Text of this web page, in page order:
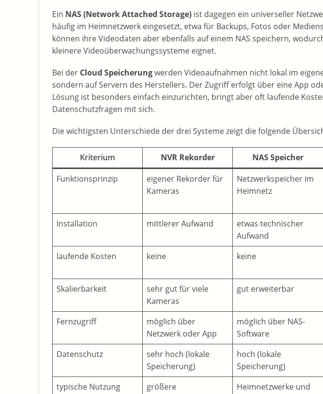
Ein NAS (Network Attached Storage) ist dagegen ein universeller
häufig im Heimnetzwerk eingesetzt, etwa für Backups, Fotos oder
können ihre Videodaten aber ebenfalls auf einem NAS speichern,
kleinere Videoüberwachungssysteme eignet.
Bei der Cloud Speicherungwerden Videoaufnahmen nicht lokal im
sondern auf Servern des Herstellers. Der Zugriff erfolgt über eine App
Lösung ist besonders einfach einzurichten, bringt aber oft laufende
Datenschutzfragen mit sich.
Die wichtigsten Unterschiede der drei Systeme zeigt die folgende
Kriterium NVR Rekorder NAS Speicher
Funktionsprinzip
eigener Rekorder für
Kameras
Netzwerkspeicher im
Heimnetz
Installation
mittlerer Aufwand
etwas technischer
Aufwand
laufende Kosten keine keine
Skalierbarkeit
sehr gut für viele
Kameras
gut erweiterbar
Fernzugriff
möglich über
Netzwerk oder App
möglich über NAS-
Software
Datenschutz
sehr hoch (lokale
Speicherung)
hoch (lokale
Speicherung)
typische Nutzung
größere
Heimnetzwerke und